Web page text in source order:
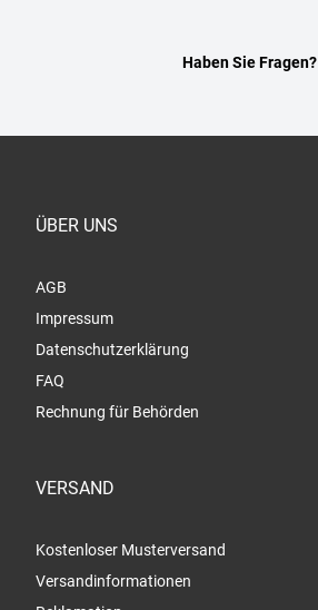
Haben Sie Fragen?
ÜBER UNS
AGB
Impressum
Datenschutzerklärung
FAQ
Rechnung für Behörden
VERSAND
Kostenloser Musterversand
Versandinformationen